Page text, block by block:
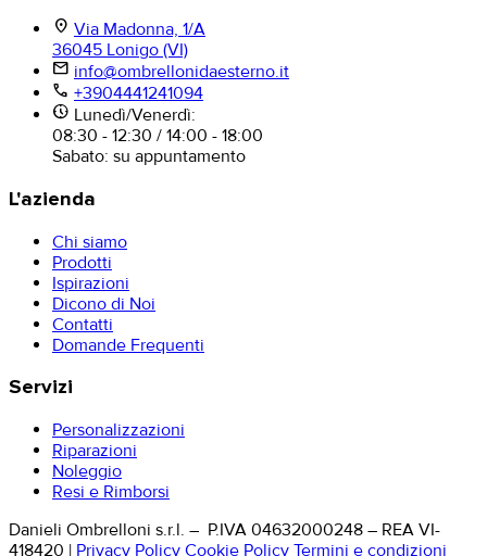
location_on Via Madonna, 1/A
36045 Lonigo (VI)
mail info@ombrellonidaesterno.it
phone +3904441241094
nest_clock_farsight_analog Lunedì/Venerdì:
08:30 - 12:30 / 14:00 - 18:00
Sabato: su appuntamento
L'azienda
Chi siamo
Prodotti
Ispirazioni
Dicono di Noi
Contatti
Domande Frequenti
Servizi
Personalizzazioni
Riparazioni
Noleggio
Resi e Rimborsi
Danieli Ombrelloni s.r.l. – P.IVA 04632000248 – REA VI-
418420 | Privacy Policy Cookie Policy Termini e condizioni